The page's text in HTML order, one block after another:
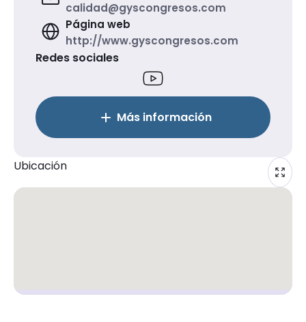
calidad@gyscongresos.com
Página web
http://www.gyscongresos.com
Redes sociales
Más información
Ubicación